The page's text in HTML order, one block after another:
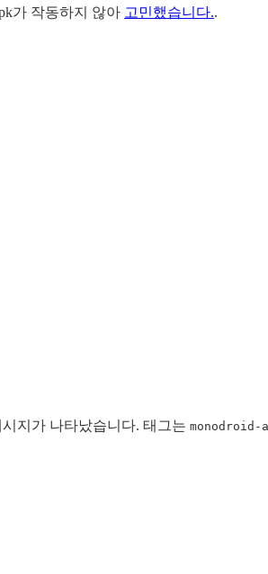
가 작동하지 않아 고민했습니다..
지가 나타났습니다. 태그는 monodroid-